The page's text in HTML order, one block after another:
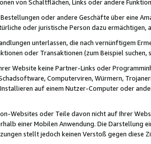
von Schaltflächen, Links oder andere
oder andere Geschäfte über eine
oder juristische Person dazu
unterlassen, die nach vernünftigem
oder Transaktionen (zum Beispiel
Website keine Partner-Links oder
Computerviren, Würmern,
auf einem Nutzer-Computer oder
Websites oder Teile davon nicht auf Ihrer
einer Mobilen Anwendung. Die Darstellung
stellt jedoch keinen Verstoß gegen diese